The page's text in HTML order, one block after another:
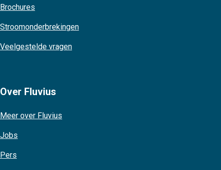
Brochures
Stroomonderbrekingen
Veelgestelde vragen
Over Fluvius
Meer over Fluvius
Jobs
Pers